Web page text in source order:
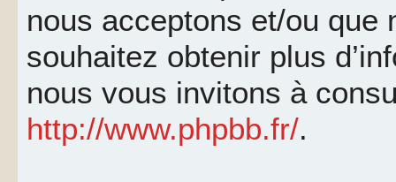
nous acceptons et/ou que
souhaitez obtenir plus
nous vous invitons à
http://www.phpbb.fr/.